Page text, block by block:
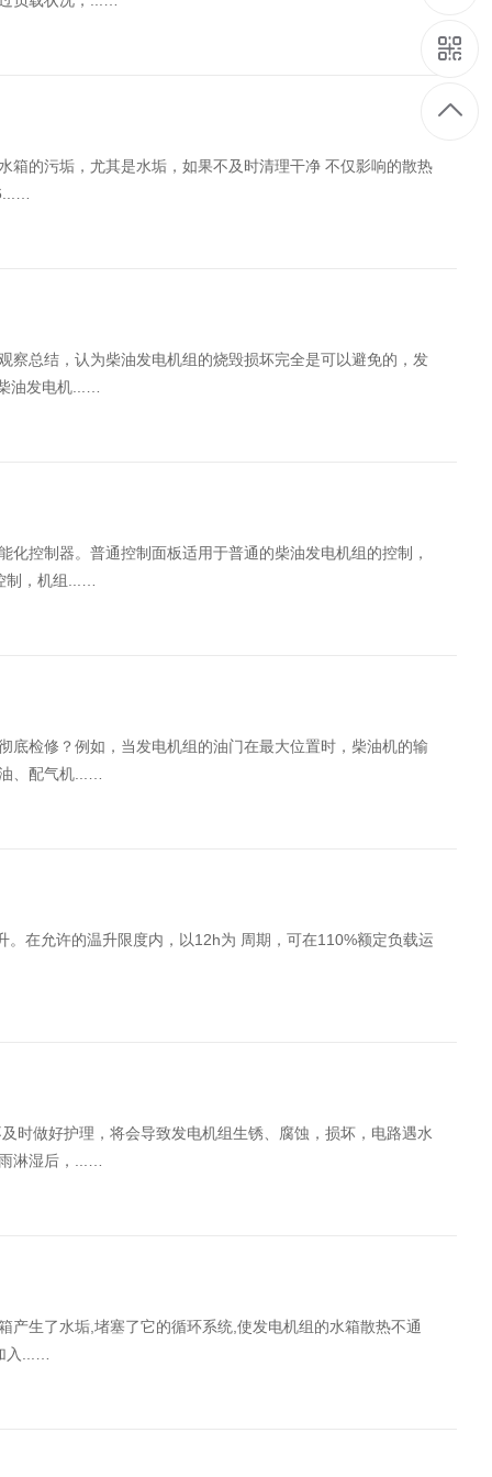
箱的污垢，尤其是水垢，如果不及时清理干净 不仅影响的散热
察总结，认为柴油发电机组的烧毁损坏完全是可以避免的，发
油发电机...…
控制器。普通控制面板适用于普通的柴油发电机组的控制，
制，机组...…
检修？例如，当发电机组的油门在最大位置时，柴油机的输
、配气机...…
在允许的温升限度内，以12h为 周期，可在110%额定负载运
时做好护理，将会导致发电机组生锈、腐蚀，损坏，电路遇水
淋湿后，...…
生了水垢,堵塞了它的循环系统,使发电机组的水箱散热不通
入...…